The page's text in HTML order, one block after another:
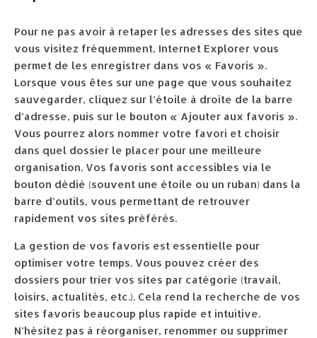
Pour ne pas avoir à retaper les adresses des sites que
vous visitez fréquemment, Internet Explorer vous
permet de les enregistrer dans vos « Favoris ».
Lorsque vous êtes sur une page que vous souhaitez
sauvegarder, cliquez sur l’étoile à droite de la barre
d’adresse, puis sur le bouton « Ajouter aux favoris ».
Vous pourrez alors nommer votre favori et choisir
dans quel dossier le placer pour une meilleure
organisation. Vos favoris sont accessibles via le
bouton dédié (souvent une étoile ou un ruban) dans la
barre d’outils, vous permettant de retrouver
rapidement vos sites préférés.
La gestion de vos favoris est essentielle pour
optimiser votre temps. Vous pouvez créer des
dossiers pour trier vos sites par catégorie (travail,
loisirs, actualités, etc.). Cela rend la recherche de vos
sites favoris beaucoup plus rapide et intuitive.
N’hésitez pas à réorganiser, renommer ou supprimer